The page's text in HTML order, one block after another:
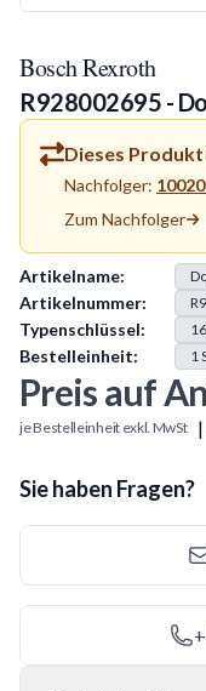
Bosch Rexroth
R928002695 -
Dieses
Nachfolger:
Zum Nachfolger
Produkt Information
Artikelname:
Artikelnummer:
Typenschlüssel:
Bestelleinheit: 1
Preis auf
je Bestelleinheit exkl. MwSt |
Sie haben Fragen?